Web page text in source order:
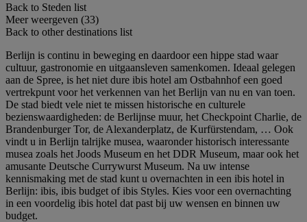
Back to Steden list
Meer weergeven (33)
Back to other destinations list
Berlijn is continu in beweging en daardoor een hippe stad waar
cultuur, gastronomie en uitgaansleven samenkomen. Ideaal gelegen
aan de Spree, is het niet dure ibis hotel am Ostbahnhof een goed
vertrekpunt voor het verkennen van het Berlijn van nu en van toen.
De stad biedt vele niet te missen historische en culturele
bezienswaardigheden: de Berlijnse muur, het Checkpoint Charlie, de
Brandenburger Tor, de Alexanderplatz, de Kurfürstendam, … Ook
vindt u in Berlijn talrijke musea, waaronder historisch interessante
musea zoals het Joods Museum en het DDR Museum, maar ook het
amusante Deutsche Currywurst Museum. Na uw intense
kennismaking met de stad kunt u overnachten in een ibis hotel in
Berlijn: ibis, ibis budget of ibis Styles. Kies voor een overnachting
in een voordelig ibis hotel dat past bij uw wensen en binnen uw
budget.